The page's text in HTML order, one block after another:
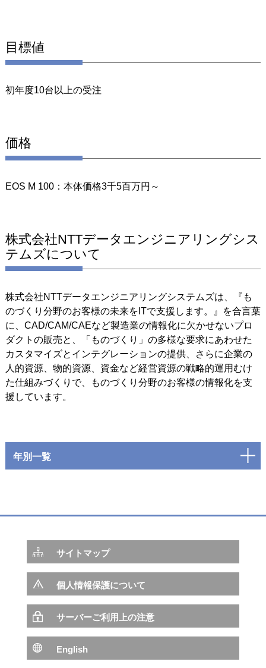
目標値
初年度10台以上の受注
価格
EOS M 100：本体価格3千5百万円～
株式会社NTTデータエンジニアリングシス
テムズについて
株式会社NTTデータエンジニアリングシステムズは、『も
のづくり分野のお客様の未来をITで支援します。』を合言葉
に、CAD/CAM/CAEなど製造業の情報化に欠かせないプロ
ダクトの販売と、「ものづくり」の多様な要求にあわせた
カスタマイズとインテグレーションの提供、さらに企業の
人的資源、物的資源、資金など経営資源の戦略的運用むけ
た仕組みづくりで、ものづくり分野のお客様の情報化を支
援しています。
年別一覧
サイトマップ
個人情報保護について
サーバーご利用上の注意
English